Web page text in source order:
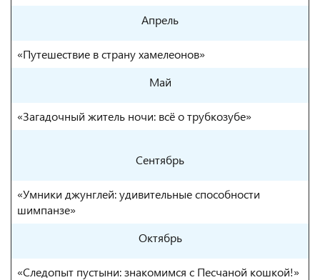
Апрель
«Путешествие в страну хамелеонов»
Май
«Загадочный житель ночи: всё о трубкозубе»
Сентябрь
«Умники джунглей: удивительные способности
шимпанзе»
Октябрь
«Следопыт пустыни: знакомимся с Песчаной кошкой!»